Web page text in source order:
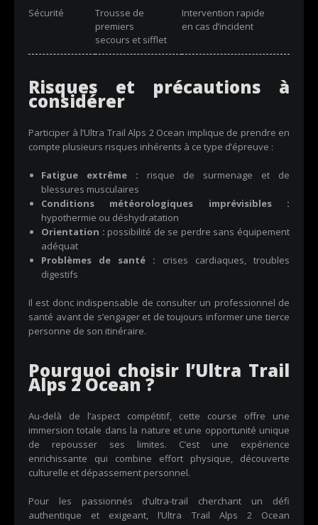
Sécurité
Trousse de
premiers
secours et sifflet
Intervention rapide
en cas d’incident
Risques et précautions à
considérer
Participer à l’Ultra Trail Alps 2 Ocean implique de prendre en
compte plusieurs risques inhérents à ce type d’épreuve :
Fatigue extrême : risque de surmenage et de
blessures musculaires
Conditions météorologiques imprévisibles :
hypothermie ou déshydratation
Orientation : possibilité de se perdre sans équipement
adéquat
Problèmes de santé : crises cardiaques, troubles
digestifs
Il est donc indispensable de consulter un professionnel de
santé avant de s’engager et de toujours informer une tierce
personne de son itinéraire.
Pourquoi choisir l’Ultra Trail
Alps 2 Ocean ?
Au-delà de l’aspect compétitif, cette course offre une
immersion totale dans la nature et une opportunité unique
de repousser ses limites. C’est une expérience
enrichissante qui combine effort physique, découverte
culturelle et dépassement personnel.
Pour les passionnés d’ultra-trail cherchant un défi
authentique et exigeant, l’Ultra Trail Alps 2 Ocean